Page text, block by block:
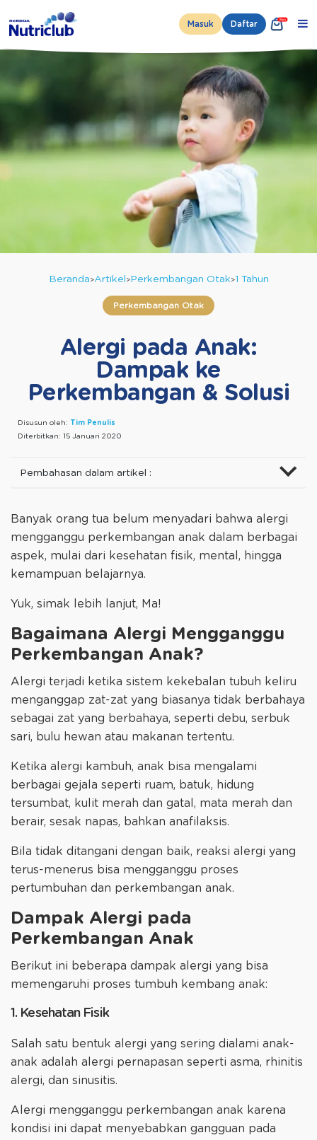
Masuk Daftar
Beranda Artikel Perkembangan Otak 1 Tahun
Perkembangan Otak
Alergi pada Anak:
Dampak ke
Perkembangan & Solusi
Disusun oleh: Tim Penulis
Diterbitkan: 15 Januari 2020
Pembahasan dalam artikel :
Banyak orang tua belum menyadari bahwa alergi
mengganggu perkembangan anak dalam berbagai
aspek, mulai dari kesehatan fisik, mental, hingga
kemampuan belajarnya.
Yuk, simak lebih lanjut, Ma!
Bagaimana Alergi Mengganggu
Perkembangan Anak?
Alergi terjadi ketika sistem kekebalan tubuh keliru
menganggap zat-zat yang biasanya tidak berbahaya
sebagai zat yang berbahaya, seperti debu, serbuk
sari, bulu hewan atau makanan tertentu.
Ketika alergi kambuh, anak bisa mengalami
berbagai gejala seperti ruam, batuk, hidung
tersumbat, kulit merah dan gatal, mata merah dan
berair, sesak napas, bahkan anafilaksis.
Bila tidak ditangani dengan baik, reaksi alergi yang
terus-menerus bisa mengganggu proses
pertumbuhan dan perkembangan anak.
Dampak Alergi pada
Perkembangan Anak
Berikut ini beberapa dampak alergi yang bisa
memengaruhi proses tumbuh kembang anak:
1. Kesehatan Fisik
Salah satu bentuk alergi yang sering dialami anak-
anak adalah alergi pernapasan seperti asma, rhinitis
alergi, dan sinusitis.
Alergi mengganggu perkembangan anak karena
kondisi ini dapat menyebabkan gangguan pada